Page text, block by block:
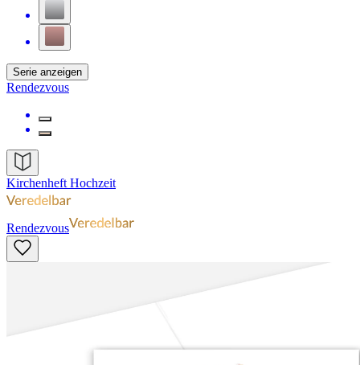
Serie anzeigen
Rendezvous
Kirchenheft Hochzeit
Rendezvous